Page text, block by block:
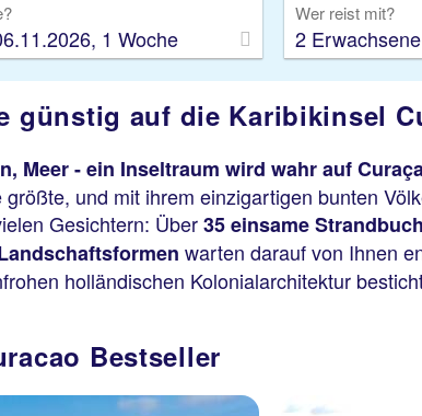
1 Woche
Wer reist mit?
2 Erwachsene
günstig auf die Karibikinsel
Meer - ein Inseltraum wird wahr auf
und mit ihrem einzigartigen bunten
Gesichtern: Über35 einsame
warten darauf von Ihnen
holländischen Kolonialarchitektur
Bestseller